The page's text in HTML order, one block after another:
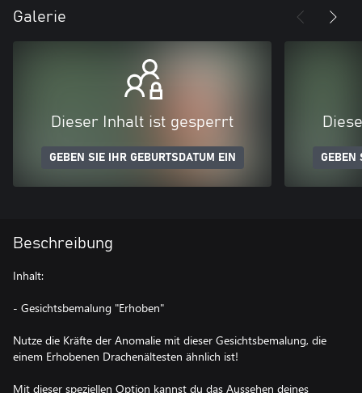
Galerie
Dieser Inhalt ist gesperrt
GEBEN SIE IHR GEBURTSDATUM EIN GEBEN
Beschreibung
Inhalt:
- Gesichtsbemalung "Erhoben"
Nutze die Kräfte der Anomalie mit dieser Gesichtsbemalung, die
einem Erhobenen Drachenältesten ähnlich ist!
Mit dieser speziellen Option kannst du das Aussehen deines